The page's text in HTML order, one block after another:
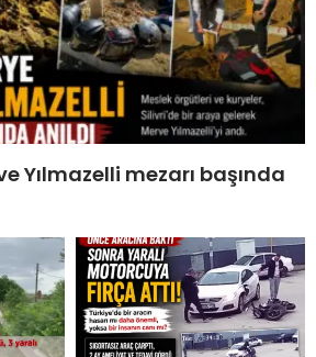
Yılmazelli mezarı başında